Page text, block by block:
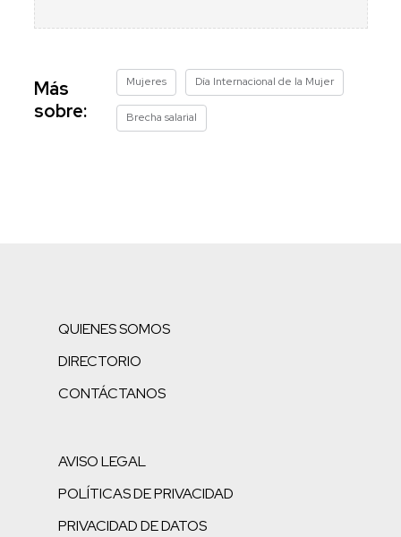
Más
sobre:
Mujeres Día Internacional de la Mujer
Brecha salarial
QUIENES SOMOS
DIRECTORIO
CONTÁCTANOS
AVISO LEGAL
POLÍTICAS DE PRIVACIDAD
PRIVACIDAD DE DATOS